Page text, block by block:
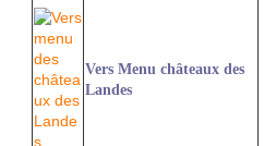
Vers Menu châteaux des
Landes